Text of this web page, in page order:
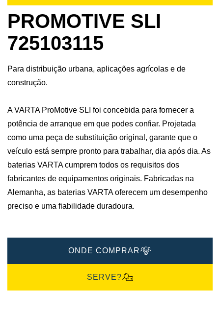
PROMOTIVE SLI
725103115
Para distribuição urbana, aplicações agrícolas e de
construção.
A VARTA ProMotive SLI foi concebida para fornecer a
potência de arranque em que podes confiar. Projetada
como uma peça de substituição original, garante que o
veículo está sempre pronto para trabalhar, dia após dia. As
baterias VARTA cumprem todos os requisitos dos
fabricantes de equipamentos originais. Fabricadas na
Alemanha, as baterias VARTA oferecem um desempenho
preciso e uma fiabilidade duradoura.
ONDE COMPRAR
SERVE?